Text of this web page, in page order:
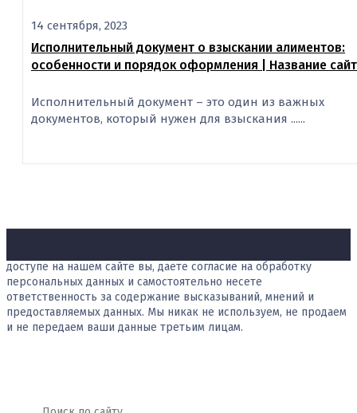
14 сентября, 2023
Исполнительный документ о взыскании алиментов:
особенности и порядок оформления | Название
Исполнительный документ – это один из важных
документов, который нужен для взыскания ......
доступе на нашем сайте вы, даете согласие на обработку
персональных данных и самостоятельно несете
ответственность за содержание высказываний, мнений и
предоставляемых данных. Мы никак не используем, не продаем
и не передаем ваши данные третьим лицам.